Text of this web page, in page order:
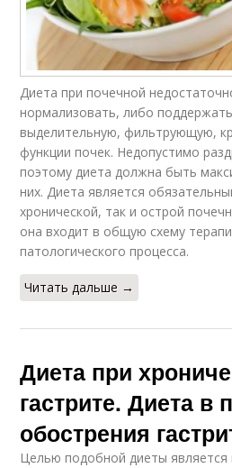
Диета при почечной
нормализовать, либо
выделительную, фильтрующую,
функции почек. Недопустимо
поэтому диета должна быть
них. Диета является
хронической, так и острой
она входит в общую схему
патологического процесса.
Читать дальше →
Диета при
гастрите. Диета в
обострения
Целью подобной диеты является